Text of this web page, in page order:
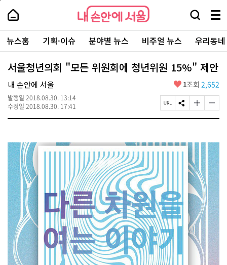
본
로
가
내
손
안
에
서
울
-
서
울
시
대
표
소
털
내
손
에
울
검
창
열
기
메
뉴
전
체
보
기
주
요
서
뉴스홈 기획·이슈 분야별 뉴스 비주얼 뉴스 우리동
서울청년의회 "모든 위원회에 청년위원 15%" 제안
내 손안에 서울
발행일 2018.08.30. 13:14
수정일 2018.08.30. 17:41
좋
요
1조회 2,652
페
이
R
L
S
N
유
하
기
글
자
크
게
변
경
하
기
글
자
작
게
변
경
하
기
페
상
단
로